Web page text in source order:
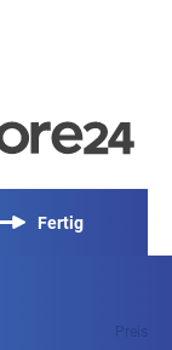
Fertig
Preis